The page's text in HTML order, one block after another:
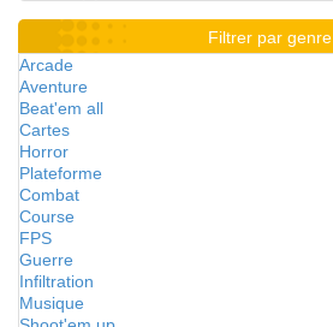
Filtrer par genre
Arcade
Aventure
Beat'em all
Cartes
Horror
Plateforme
Combat
Course
FPS
Guerre
Infiltration
Musique